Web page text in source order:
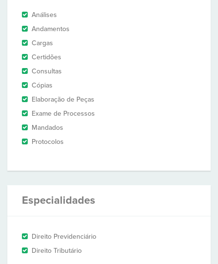
Análises
Andamentos
Cargas
Certidões
Consultas
Cópias
Elaboração de Peças
Exame de Processos
Mandados
Protocolos
Especialidades
Direito Previdenciário
Direito Tributário